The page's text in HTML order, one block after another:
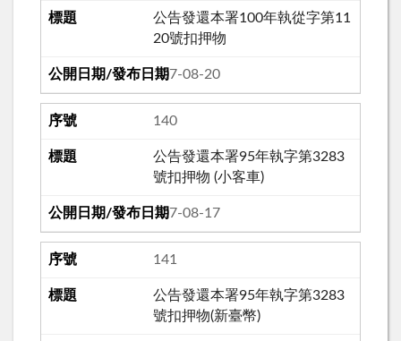
公告發還本署100年執從字第11
20號扣押物
107-08-20
140
公告發還本署95年執字第3283
號扣押物 (小客車)
107-08-17
141
公告發還本署95年執字第3283
號扣押物(新臺幣)